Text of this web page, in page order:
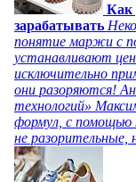
Как
зарабатывать
понятие маржи с
устанавливают
исключительно
они разоряются!
технологий»
формул, с
не разорительные,